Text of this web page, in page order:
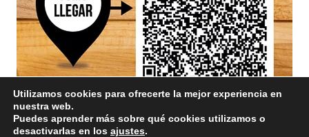
Utilizamos cookies para ofrecerte la mejor experiencia en
nuestra web.
Puedes aprender más sobre qué cookies utilizamos o
desactivarlas en los ajustes.